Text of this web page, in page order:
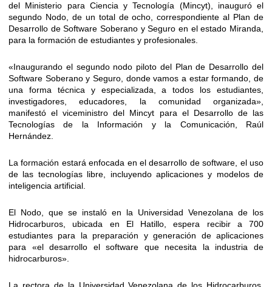
del Ministerio para Ciencia y Tecnología (Mincyt), inauguró el
segundo Nodo, de un total de ocho, correspondiente al Plan de
Desarrollo de Software Soberano y Seguro en el estado Miranda,
para la formación de estudiantes y profesionales.
«Inaugurando el segundo nodo piloto del Plan de Desarrollo del
Software Soberano y Seguro, donde vamos a estar formando, de
una forma técnica y especializada, a todos los estudiantes,
investigadores, educadores, la comunidad organizada»,
manifestó el viceministro del Mincyt para el Desarrollo de las
Tecnologías de la Información y la Comunicación, Raúl
Hernández.
La formación estará enfocada en el desarrollo de software, el uso
de las tecnologías libre, incluyendo aplicaciones y modelos de
inteligencia artificial.
El Nodo, que se instaló en la Universidad Venezolana de los
Hidrocarburos, ubicada en El Hatillo, espera recibir a 700
estudiantes para la preparación y generación de aplicaciones
para «el desarrollo el software que necesita la industria de
hidrocarburos».